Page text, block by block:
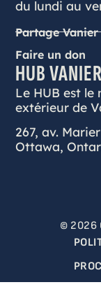
du lundi au
Partage Vanier
Faire un don
HUB VANIER
Le HUB est le
extérieur de
267, av. Marier
Ottawa,
© 2026